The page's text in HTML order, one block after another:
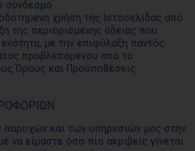
σύνδεσμο
χρήση της Ιστοσελίδας από
της περιορισμένης άδειας που
με την επιφύλαξη παντός
προβλεπόμενου από το
Όρους και Προϋποθέσεις.
παροχών και των υπηρεσιών μας στην
να είμαστε όσο πιο ακριβείς γίνεται.